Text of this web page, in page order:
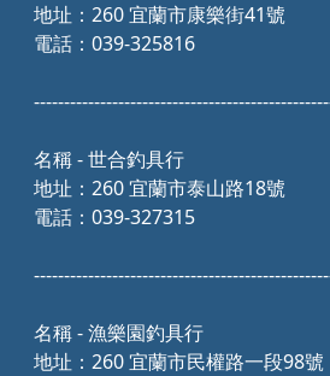
地址：260 宜蘭市康樂街41號
電話：039-325816
名稱 - 世合釣具行
地址：260 宜蘭市泰山路18號
電話：039-327315
名稱 - 漁樂園釣具行
地址：260 宜蘭市民權路一段98號